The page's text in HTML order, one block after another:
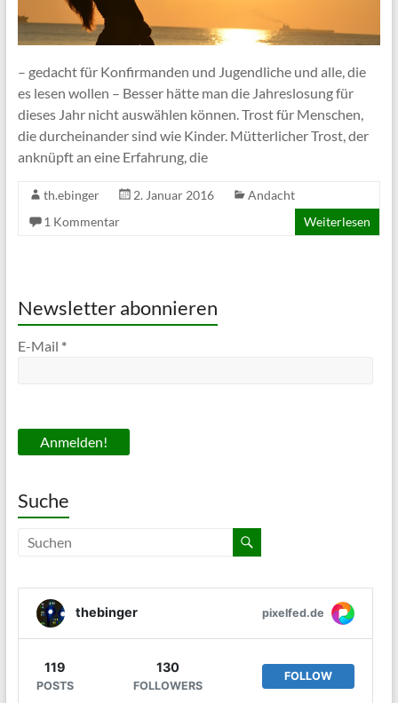
– gedacht für Konfirmanden und Jugendliche und alle, die
es lesen wollen – Besser hätte man die Jahreslosung für
dieses Jahr nicht auswählen können. Trost für Menschen,
die durcheinander sind wie Kinder. Mütterlicher Trost, der
anknüpft an eine Erfahrung, die
th.ebinger 2. Januar 2016
Andacht
1 Kommentar
Weiterlesen
Newsletter abonnieren
E-Mail *
Suche